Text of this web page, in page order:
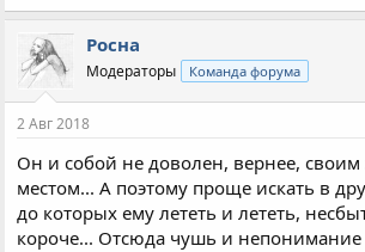
Росна
Модераторы Команда форума
2 Авг 2018
Он и собой не доволен, вернее,
местом... А поэтому проще искать в
до которых ему лететь и лететь,
короче... Отсюда чушь и непонимание